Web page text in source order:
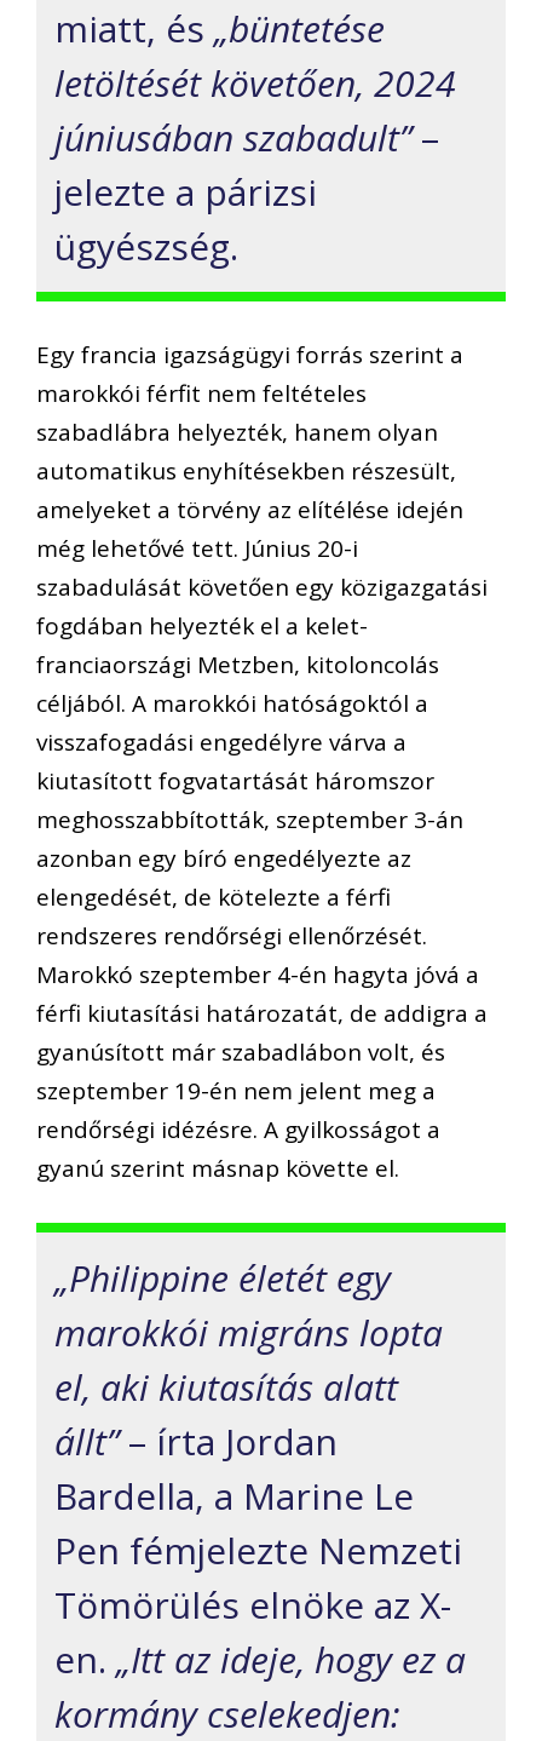
miatt, és „büntetése
letöltését követően, 2024
júniusában szabadult”–
jelezte a párizsi
ügyészség.
Egy francia igazságügyi forrás szerint a
marokkói férfit nem feltételes
szabadlábra helyezték, hanem olyan
automatikus enyhítésekben részesült,
amelyeket a törvény az elítélése idején
még lehetővé tett. Június 20-i
szabadulását követően egy közigazgatási
fogdában helyezték el a kelet-
franciaországi Metzben, kitoloncolás
céljából. A marokkói hatóságoktól a
visszafogadási engedélyre várva a
kiutasított fogvatartását háromszor
meghosszabbították, szeptember 3-án
azonban egy bíró engedélyezte az
elengedését, de kötelezte a férfi
rendszeres rendőrségi ellenőrzését.
Marokkó szeptember 4-én hagyta jóvá a
férfi kiutasítási határozatát, de addigra a
gyanúsított már szabadlábon volt, és
szeptember 19-én nem jelent meg a
rendőrségi idézésre. A gyilkosságot a
gyanú szerint másnap követte el.
„Philippine életét egy
marokkói migráns lopta
el, aki kiutasítás alatt
állt”– írta Jordan
Bardella, a Marine Le
Pen fémjelezte Nemzeti
Tömörülés elnöke az X-
en. „Itt az ideje, hogy ez a
kormány cselekedjen: